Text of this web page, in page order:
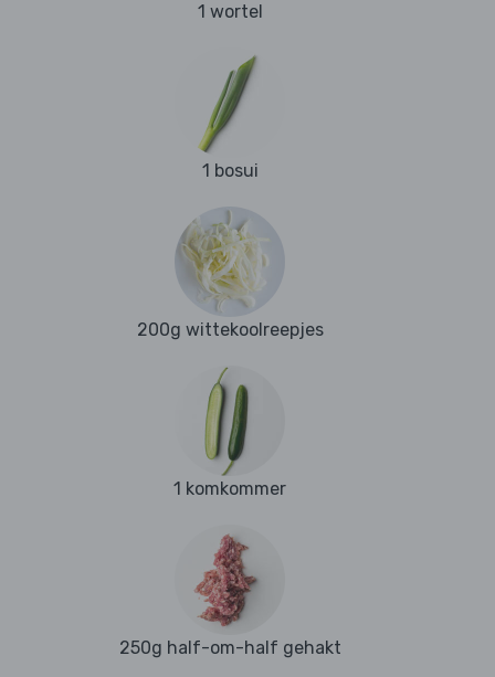
1 wortel
1 bosui
200g wittekoolreepjes
1 komkommer
250g half-om-half gehakt